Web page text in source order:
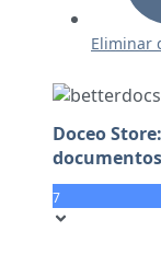
Eliminar
Doceo
documentos
7